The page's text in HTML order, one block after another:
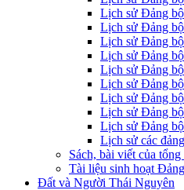
Lịch sử Đảng
Lịch sử Đảng
Lịch sử Đảng
Lịch sử Đảng
Lịch sử Đảng
Lịch sử Đảng
Lịch sử Đảng
Lịch sử Đảng
Lịch sử Đảng
Lịch sử các
Sách, bài viết của
Tài liệu sinh hoạt
Đất và Người Thái Nguyên